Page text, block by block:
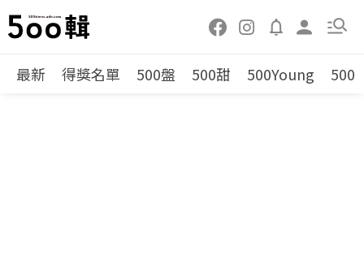
最新 得獎名單 500盤 500甜 500Young 500